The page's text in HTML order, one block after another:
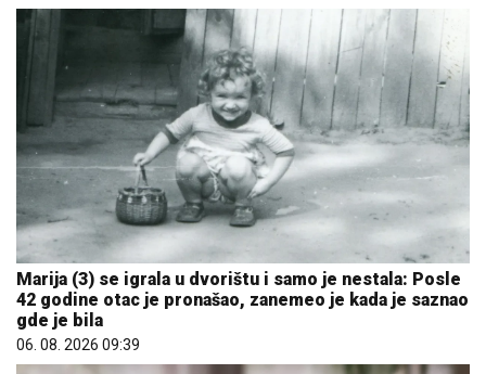
Marija (3) se igrala u dvorištu i samo je nestala: Posle
42 godine otac je pronašao, zanemeo je kada je saznao
gde je bila
06. 08. 2026 09:39